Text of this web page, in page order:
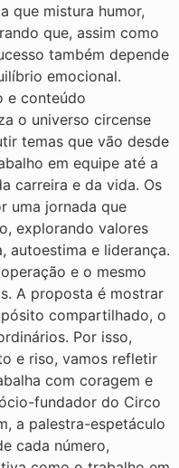
que mistura humor,
que, assim como
também depende
emocional.
e conteúdo
o universo circense
temas que vão desde
em equipe até a
carreira e da vida. Os
uma jornada que
explorando valores
autoestima e liderança.
e o mesmo
A proposta é mostrar
compartilhado, o
Por isso,
e riso, vamos refletir
com coragem e
fundador do Circo
a palestra-espetáculo
cada número,